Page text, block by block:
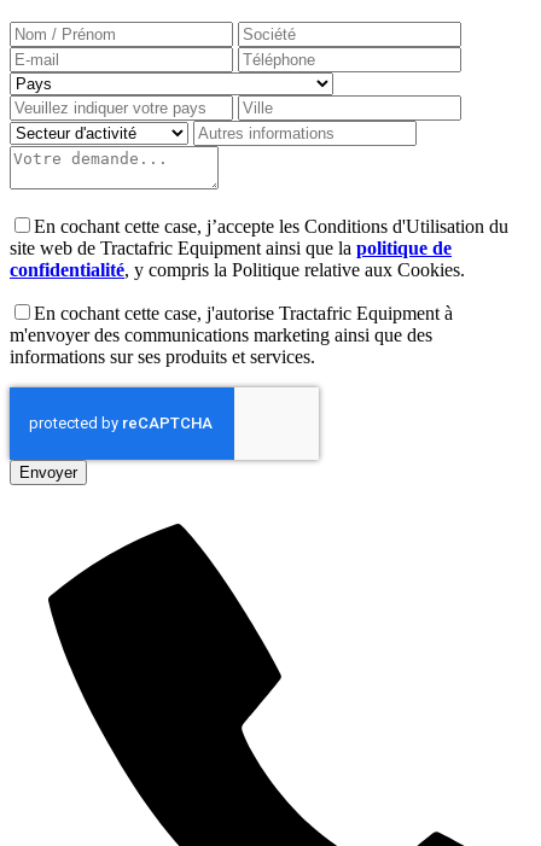
En cochant cette case, j’accepte les Conditions d'Utilisation du
site web de Tractafric Equipment ainsi que la politique de
confidentialité, y compris la Politique relative aux Cookies.
En cochant cette case, j'autorise Tractafric Equipment à
m'envoyer des communications marketing ainsi que des
informations sur ses produits et services.